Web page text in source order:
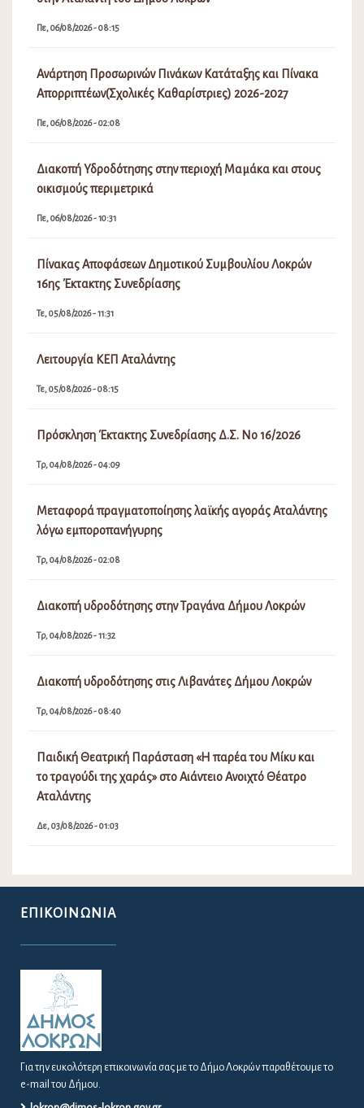
Πε, 06/08/2026 - 08:15
Ανάρτηση Προσωρινών Πινάκων Κατάταξης και Πίνακα
Απορριπτέων(Σχολικές Καθαρίστριες) 2026-2027
Πε, 06/08/2026 - 02:08
Διακοπή Υδροδότησης στην περιοχή Μαμάκα και στους
οικισμούς περιμετρικά
Πε, 06/08/2026 - 10:31
Πίνακας Αποφάσεων Δημοτικού Συμβουλίου Λοκρών
16ης Έκτακτης Συνεδρίασης
Τε, 05/08/2026 - 11:31
Λειτουργία ΚΕΠ Αταλάντης
Τε, 05/08/2026 - 08:15
Πρόσκληση Έκτακτης Συνεδρίασης Δ.Σ. Νο 16/2026
Τρ, 04/08/2026 - 04:09
Μεταφορά πραγματοποίησης λαϊκής αγοράς Αταλάντης
λόγω εμποροπανήγυρης
Τρ, 04/08/2026 - 02:08
Διακοπή υδροδότησης στην Τραγάνα Δήμου Λοκρών
Τρ, 04/08/2026 - 11:32
Διακοπή υδροδότησης στις Λιβανάτες Δήμου Λοκρών
Τρ, 04/08/2026 - 08:40
Παιδική Θεατρική Παράσταση «Η παρέα του Μίκυ και
το τραγούδι της χαράς» στο Αιάντειο Ανοιχτό Θέατρο
Αταλάντης
Δε, 03/08/2026 - 01:03
ΕΠΙΚΟΙΝΩΝΊΑ
Για την ευκολότερη επικοινωνία σας με το Δήμο Λοκρών παραθέτουμε το
e-mail του Δήμου.